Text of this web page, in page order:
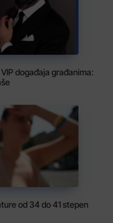
događaja građanima:
od 34 do 41 stepen